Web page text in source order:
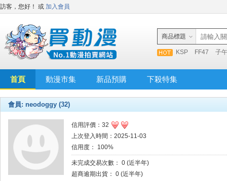
訪客，您好！ 或 加入會員
商品標題
KSP FF47 子
首頁 動漫市集 新品預購 下殺特集
會員: neodoggy (32)
信用評價：32
上次登入時間：2025-11-03
信用度： 100%
未完成交易次數： 0 (近半年)
超商逾期出貨： 0 (近半年)